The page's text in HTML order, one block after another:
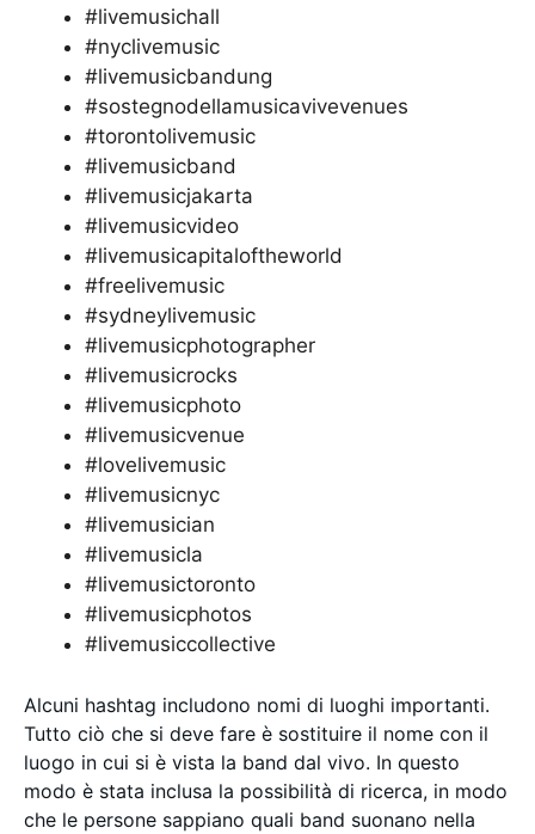
#livemusichall
#nyclivemusic
#livemusicbandung
#sostegnodellamusicavivevenues
#torontolivemusic
#livemusicband
#livemusicjakarta
#livemusicvideo
#livemusicapitaloftheworld
#freelivemusic
#sydneylivemusic
#livemusicphotographer
#livemusicrocks
#livemusicphoto
#livemusicvenue
#lovelivemusic
#livemusicnyc
#livemusician
#livemusicla
#livemusictoronto
#livemusicphotos
#livemusiccollective
Alcuni hashtag includono nomi di luoghi importanti.
Tutto ciò che si deve fare è sostituire il nome con il
luogo in cui si è vista la band dal vivo. In questo
modo è stata inclusa la possibilità di ricerca, in modo
che le persone sappiano quali band suonano nella